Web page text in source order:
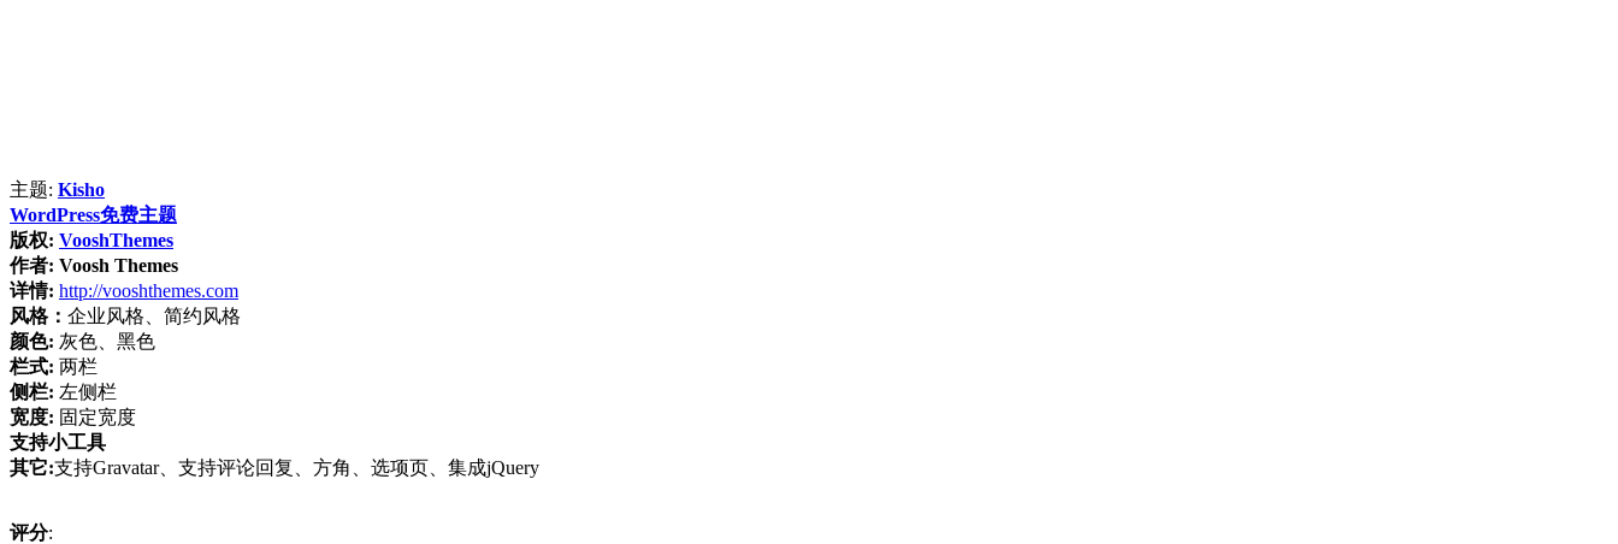
主题: Kisho
WordPress免费主题
版权: VooshThemes
作者: Voosh Themes
详情: http://vooshthemes.com
风格： 企业风格、简约风格
颜色: 灰色、黑色
栏式: 两栏
侧栏: 左侧栏
宽度: 固定宽度
支持小工具
其它:支持Gravatar、支持评论回复、方角、选项页、集成jQuery
评分: